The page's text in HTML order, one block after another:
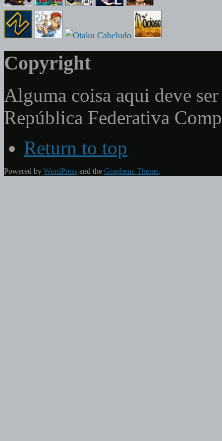
Copyright
Alguma coisa aqui deve
República Federativa
Return to top
Powered by WordPress and the Graphene Theme.